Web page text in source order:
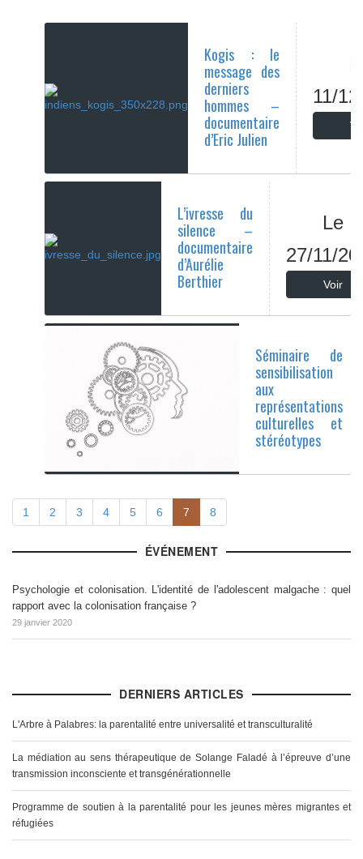
Kogis : le
message des
derniers
hommes –
documentaire
d’Eric Julien
11/
L’ivresse du
silence –
documentaire
d’Aurélie
Berthier
Le
27/11/
Voir
Séminaire de
sensibilisation
aux
représentations
culturelles et
stéréotypes
1 2 3 4 5 6 7 8
ÉVÉNEMENT
Psychologie et colonisation. L'identité de l'adolescent malgache : quel
rapport avec la colonisation française ?
29 janvier 2020
DERNIERS ARTICLES
L'Arbre à Palabres: la parentalité entre universalité et transculturalité
La médiation au sens thérapeutique de Solange Faladé à l’épreuve d’une
transmission inconsciente et transgénérationnelle
Programme de soutien à la parentalité pour les jeunes mères migrantes et
réfugiées